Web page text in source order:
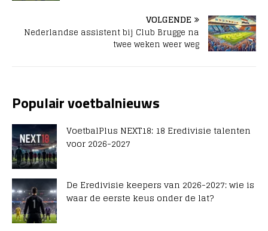
VOLGENDE
Nederlandse assistent bij Club Brugge na
twee weken weer weg
Populair voetbalnieuws
VoetbalPlus NEXT18: 18 Eredivisie talenten
voor 2026-2027
De Eredivisie keepers van 2026-2027: wie is
waar de eerste keus onder de lat?